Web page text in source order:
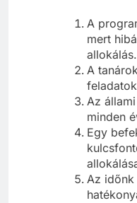
A
mert
allokálás.
A
Az
minden
Egy
Az időnk